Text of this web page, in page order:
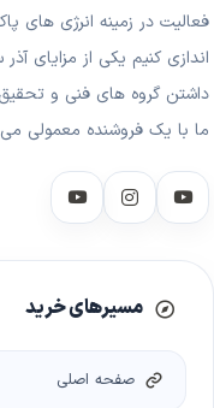
فعالیت در زمینه انرژی های
اندازی کنیم یکی از مزایای
داشتن گروه های فنی و
ما با یک فروشنده معمولی
مسیرهای خرید
صفحه اصلی